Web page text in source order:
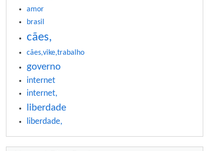
amor
brasil
cães,
cães,vike,trabalho
governo
internet
internet,
liberdade
liberdade,